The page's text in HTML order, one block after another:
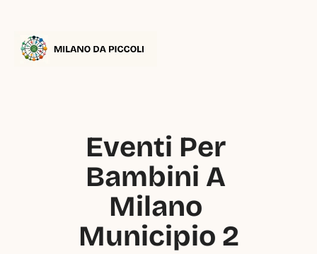
Eventi Per
Bambini A
Milano
Municipio 2